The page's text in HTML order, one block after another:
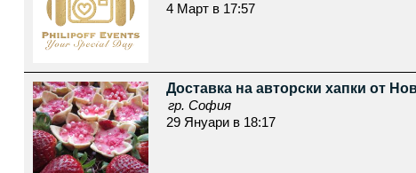
4 Март в 17:57
Доставка на авторски хапки от
гр. София
29 Януари в 18:17